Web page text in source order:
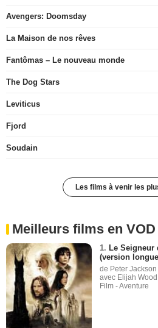
Avengers: Doomsday
La Maison de nos rêves
Fantômas – Le nouveau monde
The Dog Stars
Leviticus
Fjord
Soudain
Les films à venir les
Meilleurs films en VOD
1. Le Seigneur
(version
de Peter Jackson
avec Elijah
Film - Aventure